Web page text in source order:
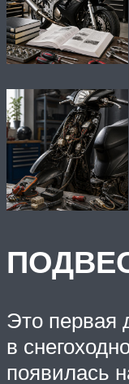
Это первая
в
появилась